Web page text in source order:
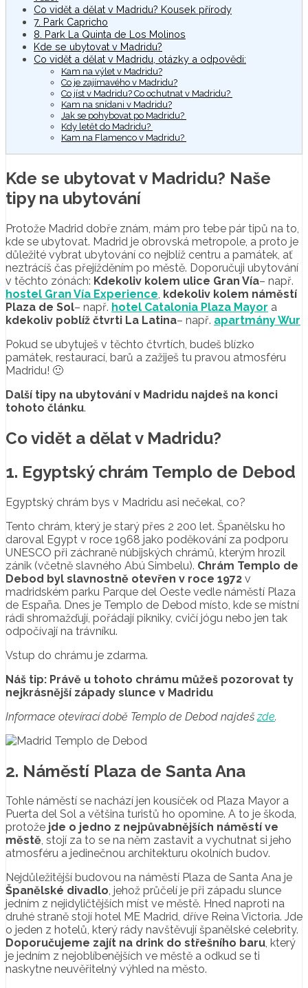
Co vidět a dělat v Madridu? Kousek přírody
7. Park Capricho
8. Park La Quinta de Los Molinos
Kde se ubytovat v Madridu?
Co vidět a dělat v Madridu, otázky a odpovědi:
Kam na výlet v Madridu?
Co je zajímavého v Madridu?
Co jíst v Madridu? Co ochutnat v Madridu?
Kam na snídani v Madridu?
Jak se pohybovat po Madridu?
Kdy letět do Madridu?
Kam na Flamenco v Madridu?
Kde se ubytovat v Madridu? Naše
tipy na ubytování
Protože Madrid dobře znám, mám pro tebe pár tipů na to,
kde se ubytovat. Madrid je obrovská metropole, a proto je
důležité vybrat ubytování co nejblíž centru a památek, ať
neztrácíš čas přejížděním po městě. Doporučuji ubytování
v těchto zónách: Kdekoliv kolem ulice Gran Vía– např.
hostel Gran Vía Experience, kdekoliv kolem náměstí
Plaza de Sol– např. hotel Catalonia Plaza Mayor a
kdekoliv poblíž čtvrti La Latina– např. apartmány Wur
Pokud se ubytuješ v těchto čtvrtích, budeš blízko
památek, restaurací, barů a zažiješ tu pravou atmosféru
Madridu! 🙂
Další tipy na ubytování v Madridu najdeš na konci
tohoto článku.
Co vidět a dělat v Madridu?
1. Egyptský chrám Templo de Debod
Egyptský chrám bys v Madridu asi nečekal, co?
Tento chrám, který je starý přes 2 200 let. Španělsku ho
daroval Egypt v roce 1968 jako poděkování za podporu
UNESCO při záchraně núbijských chrámů, kterým hrozil
zánik (včetně slavného Abú Simbelu). Chrám Templo de
Debod byl slavnostně otevřen v roce 1972 v
madridském parku Parque del Oeste vedle náměstí Plaza
de España. Dnes je Templo de Debod místo, kde se místní
rádi shromažďují, pořádají pikniky, cvičí jógu nebo jen tak
odpočívají na trávníku.
Vstup do chrámu je zdarma.
Náš tip: Právě u tohoto chrámu můžeš pozorovat ty
nejkrásnější západy slunce v Madridu
Informace otevírací době Templo de Debod najdeš zde.
2. Náměstí Plaza de Santa Ana
Tohle náměstí se nachází jen kousíček od Plaza Mayor a
Puerta del Sol a většina turistů ho opomine. A to je škoda,
protože jde o jedno z nejpůvabnějších náměstí ve
městě, stojí za to se na něm zastavit a vychutnat si jeho
atmosféru a jedinečnou architekturu okolních budov.
Nejdůležitější budovou na náměstí Plaza de Santa Ana je
Španělské divadlo, jehož průčelí je při západu slunce
jedním z nejidyličtějších míst ve městě. Hned naproti na
druhé straně stojí hotel ME Madrid, dříve Reina Victoria. Jde
o jeden z hotelů, který rády navštěvují španělské celebrity.
Doporučujeme zajít na drink do střešního baru, který
je jedním z nejoblíbenějších ve městě a odkud se ti
naskytne neuvěřitelný výhled na město.